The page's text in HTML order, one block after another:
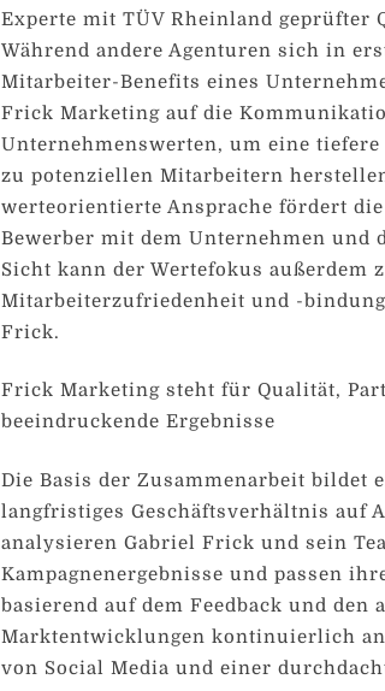
Experte mit TÜV Rheinland geprüfter
Während andere Agenturen sich in
Mitarbeiter-Benefits eines
Frick Marketing auf die
Unternehmenswerten, um eine
zu potenziellen Mitarbeitern
werteorientierte Ansprache fördert
Bewerber mit dem Unternehmen und
Sicht kann der Wertefokus außerdem
Mitarbeiterzufriedenheit und -
Frick.
Frick Marketing steht für Qualität,
beeindruckende Ergebnisse
Die Basis der Zusammenarbeit bildet
langfristiges Geschäftsverhältnis auf
analysieren Gabriel Frick und sein
Kampagnenergebnisse und passen
basierend auf dem Feedback und den
Marktentwicklungen kontinuierlich
von Social Media und einer